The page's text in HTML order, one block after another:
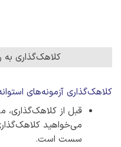
کلاهک‌گذاری
کلاهک‌گذاری آزمونه‌های
قبل از
می‌خواهید
سست است.